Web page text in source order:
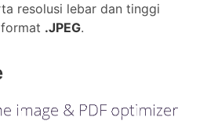
resolusi lebar dan tinggi
.JPEG.